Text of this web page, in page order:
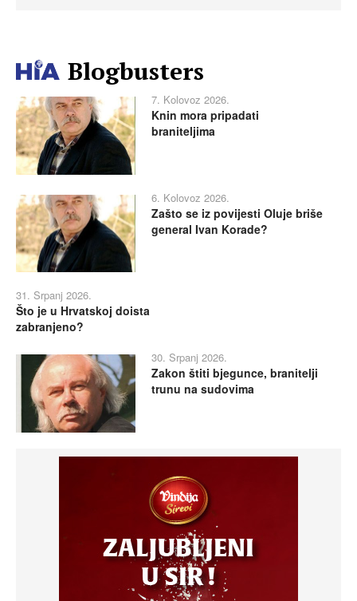
Blogbusters
7. Kolovoz 2026.
Knin mora pripadati
braniteljima
6. Kolovoz 2026.
Zašto se iz povijesti Oluje briše
general Ivan Korade?
31. Srpanj 2026.
Što je u Hrvatskoj doista
zabranjeno?
30. Srpanj 2026.
Zakon štiti bjegunce, branitelji
trunu na sudovima